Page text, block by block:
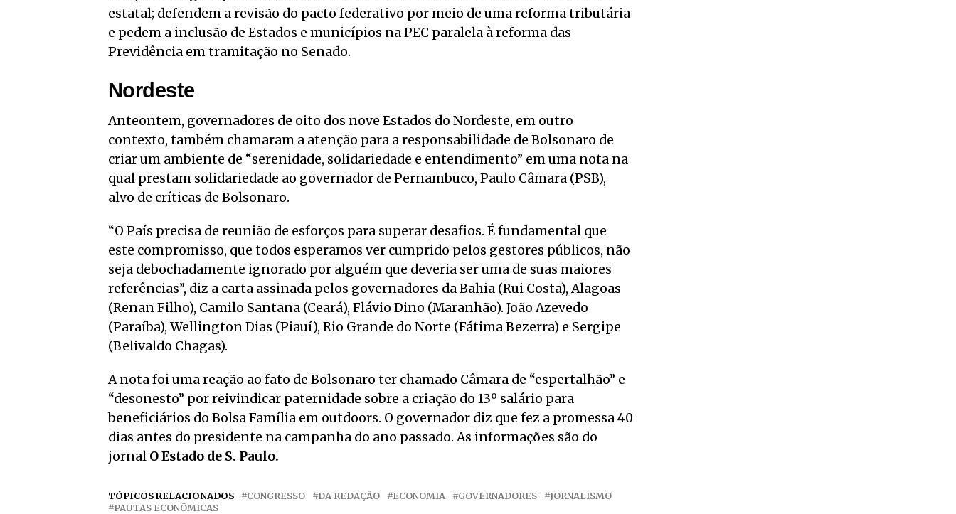
estatal; defendem a revisão do pacto federativo por meio de uma reforma tributária
e pedem a inclusão de Estados e municípios na PEC paralela à reforma das
Previdência em tramitação no Senado.
Nordeste
Anteontem, governadores de oito dos nove Estados do Nordeste, em outro
contexto, também chamaram a atenção para a responsabilidade de Bolsonaro de
criar um ambiente de “serenidade, solidariedade e entendimento” em uma nota na
qual prestam solidariedade ao governador de Pernambuco, Paulo Câmara (PSB),
alvo de críticas de Bolsonaro.
“O País precisa de reunião de esforços para superar desafios. É fundamental que
este compromisso, que todos esperamos ver cumprido pelos gestores públicos, não
seja debochadamente ignorado por alguém que deveria ser uma de suas maiores
referências”, diz a carta assinada pelos governadores da Bahia (Rui Costa), Alagoas
(Renan Filho), Camilo Santana (Ceará), Flávio Dino (Maranhão). João Azevedo
(Paraíba), Wellington Dias (Piauí), Rio Grande do Norte (Fátima Bezerra) e Sergipe
(Belivaldo Chagas).
A nota foi uma reação ao fato de Bolsonaro ter chamado Câmara de “espertalhão” e
“desonesto” por reivindicar paternidade sobre a criação do 13º salário para
beneficiários do Bolsa Família em outdoors. O governador diz que fez a promessa 40
dias antes do presidente na campanha do ano passado. As informações são do
jornal O Estado de S. Paulo.
TÓPICOS RELACIONADOS CONGRESSO DA REDAÇÃO ECONOMIA GOVERNADORES
JORNALISMO
PAUTAS ECONÔMICAS